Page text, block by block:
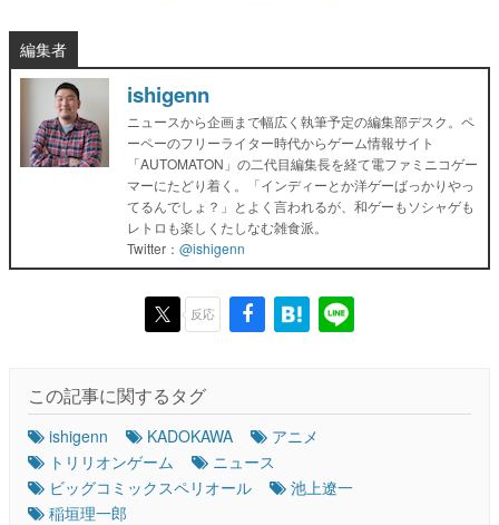
編集者
ishigenn
ニュースから企画まで幅広く執筆予定の編集部デスク。ペ
ーペーのフリーライター時代からゲーム情報サイト
「AUTOMATON」の二代目編集長を経て電ファミニコゲー
マーにたどり着く。「インディーとか洋ゲーばっかりやっ
てるんでしょ？」とよく言われるが、和ゲーもソシャゲも
レトロも楽しくたしなむ雑食派。
Twitter： @ishigenn
反応
この記事に関するタグ
ishigenn KADOKAWA
アニメ
トリリオンゲーム
ニュース
ビッグコミックスペリオール
池上遼一
稲垣理一郎